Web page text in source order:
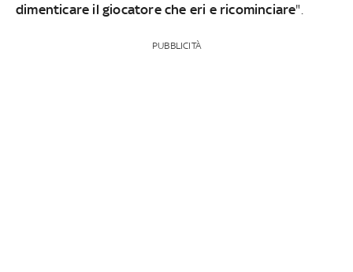
dimenticare il giocatore che eri e ricominciare".
PUBBLICITÀ